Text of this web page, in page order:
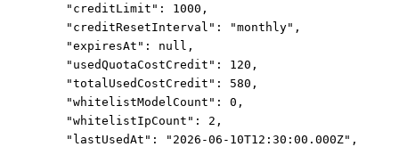
      "creditLimit": 1000,
      "creditResetInterval": "monthly",
      "expiresAt": null,
      "usedQuotaCostCredit": 120,
      "totalUsedCostCredit": 580,
      "whitelistModelCount": 0,
      "whitelistIpCount": 2,
      "lastUsedAt": "2026-06-10T12:30:00.000Z",